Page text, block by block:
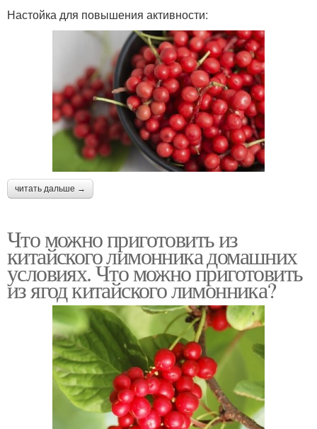
Настойка для повышения активности:
читать дальше →
Что можно приготовить из
китайского лимонника домашних
условиях. Что можно приготовить
из ягод китайского лимонника?